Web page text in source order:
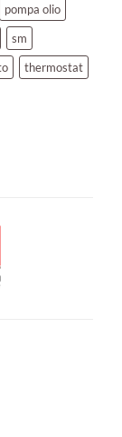
pompa olio
sm
thermostat